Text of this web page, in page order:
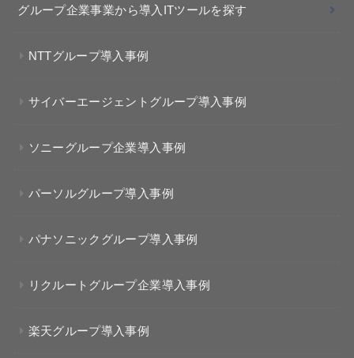
グループ企業事業から導入ITツールを探す
NTTグループ導入事例
サイバーエージェントグループ導入事例
ソニーグループ企業導入事例
パーソルグループ導入事例
パナソニックグループ導入事例
リクルートグループ企業導入事例
楽天グループ導入事例